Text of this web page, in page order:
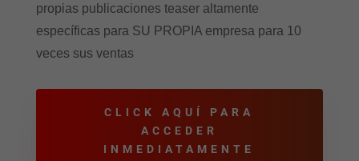
propias publicaciones teaser altamente
específicas para SU PROPIA empresa para 10
veces sus ventas
CLICK AQUÍ PARA
ACCEDER
INMEDIATAMENTE